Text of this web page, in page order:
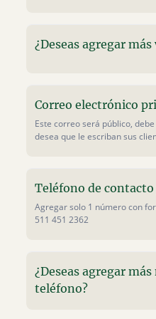
¿Deseas agregar más
Correo electrónico
Este correo será público,
desea que le escriban sus
Teléfono de
Agregar solo 1 número con
511 451 2362
¿Deseas agregar
teléfono?